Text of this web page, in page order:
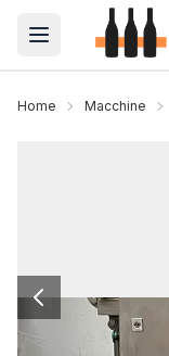
Open main menu
Home Macchine